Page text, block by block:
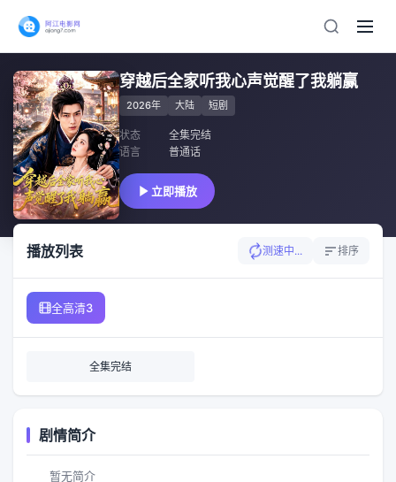
穿越后全家听我心声觉醒了我躺赢
2026年 大陆 短剧
状态
全集完结
语言
普通话
立即播放
播放列表 测速中... 排序
全高清3
全集完结
剧情简介
暂无简介